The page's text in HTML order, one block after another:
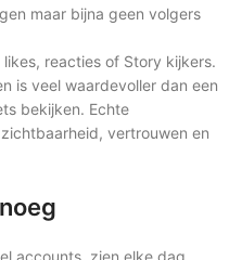
maar bijna geen volgers
reacties of Story kijkers.
is veel waardevoller dan een
bekijken. Echte
vertrouwen en
accounts, zien elke dag